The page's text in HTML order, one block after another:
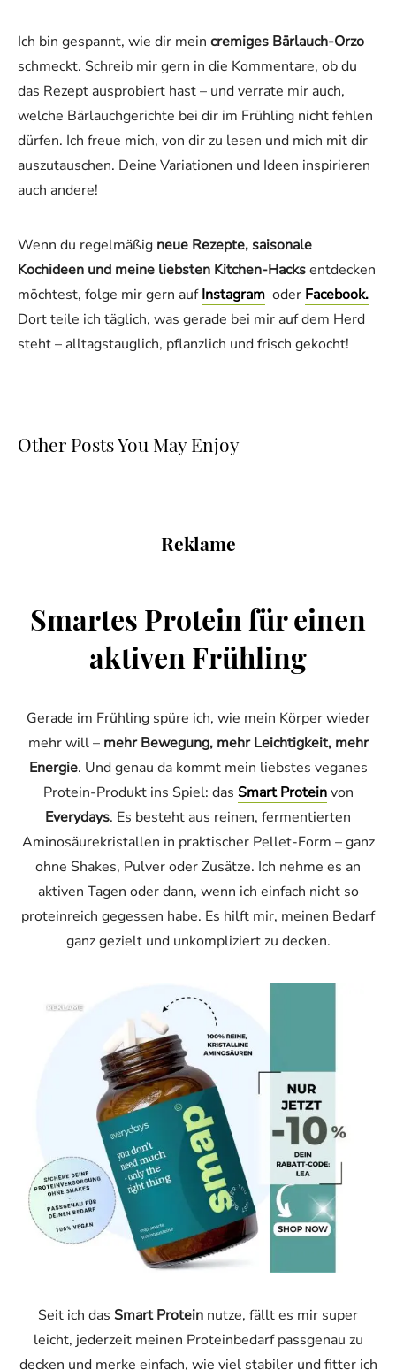
Ich bin gespannt, wie dir mein cremiges Bärlauch-Orzo
schmeckt. Schreib mir gern in die Kommentare, ob du
das Rezept ausprobiert hast – und verrate mir auch,
welche Bärlauchgerichte bei dir im Frühling nicht fehlen
dürfen. Ich freue mich, von dir zu lesen und mich mit dir
auszutauschen. Deine Variationen und Ideen inspirieren
auch andere!
Wenn du regelmäßig neue Rezepte, saisonale
Kochideen und meine liebsten Kitchen-Hacksentdecken
möchtest, folge mir gern aufInstagram oder Facebook.
Dort teile ich täglich, was gerade bei mir auf dem Herd
steht – alltagstauglich, pflanzlich und frisch gekocht!
Other Posts You May Enjoy
Reklame
Smartes Protein für einen
aktiven Frühling
Gerade im Frühling spüre ich, wie mein Körper wieder
mehr will – mehr Bewegung, mehr Leichtigkeit, mehr
Energie. Und genau da kommt mein liebstes veganes
Protein-Produkt ins Spiel: das Smart Proteinvon
Everydays. Es besteht aus reinen, fermentierten
Aminosäurekristallen in praktischer Pellet-Form – ganz
ohne Shakes, Pulver oder Zusätze. Ich nehme es an
aktiven Tagen oder dann, wenn ich einfach nicht so
proteinreich gegessen habe. Es hilft mir, meinen Bedarf
ganz gezielt und unkompliziert zu decken.
Seit ich das Smart Protein nutze, fällt es mir super
leicht, jederzeit meinen Proteinbedarf passgenau zu
decken und merke einfach, wie viel stabiler und fitter ich